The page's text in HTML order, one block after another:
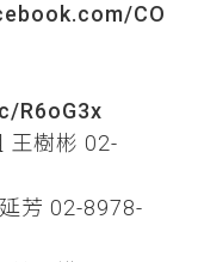
CO
R6oG3x
王樹彬 02-
02-8978-